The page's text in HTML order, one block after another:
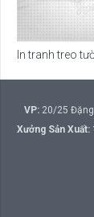
In tranh treo
VP:20/25 Đặng
Xưởng Sản Xuất: